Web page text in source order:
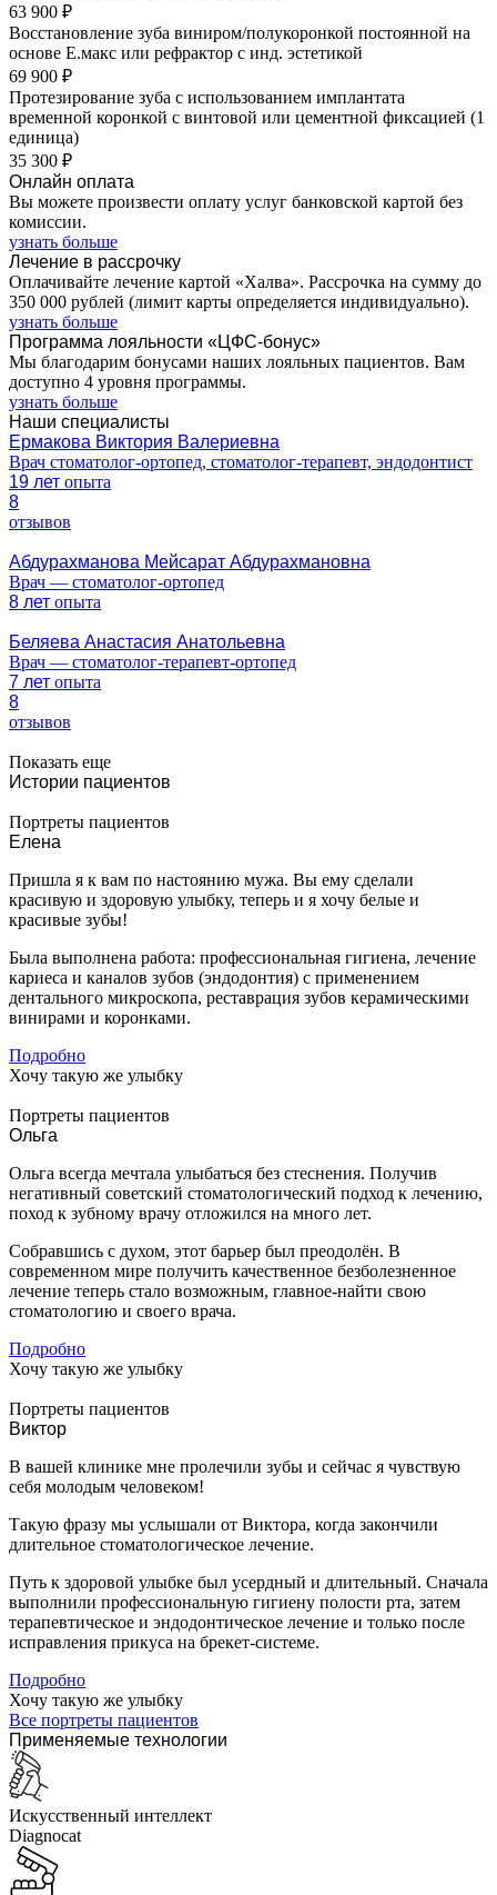
63 900 ₽
Восстановление зуба виниром/полукоронкой постоянной на
основе Е.макс или рефрактор с инд. эстетикой
69 900 ₽
Протезирование зуба с использованием имплантата
временной коронкой с винтовой или цементной фиксацией (1
единица)
35 300 ₽
Онлайн оплата
Вы можете произвести оплату услуг банковской картой без
комиссии.
узнать больше
Лечение в рассрочку
Оплачивайте лечение картой «Халва». Рассрочка на сумму до
350 000 рублей (лимит карты определяется индивидуально).
узнать больше
Программа лояльности «ЦФС-бонус»
Мы благодарим бонусами наших лояльных пациентов. Вам
доступно 4 уровня программы.
узнать больше
Наши специалисты
Ермакова Виктория Валериевна
Врач стоматолог-ортопед, стоматолог-терапевт, эндодонтист
19 лет опыта
8
отзывов
Абдурахманова Мейсарат Абдурахмановна
Врач — стоматолог-ортопед
8 лет опыта
Беляева Анастасия Анатольевна
Врач — стоматолог-терапевт-ортопед
7 лет опыта
8
отзывов
Показать еще
Истории пациентов
Портреты пациентов
Елена
Пришла я к вам по настоянию мужа. Вы ему сделали
красивую и здоровую улыбку, теперь и я хочу белые и
красивые зубы!
Была выполнена работа: профессиональная гигиена, лечение
кариеса и каналов зубов (эндодонтия) с применением
дентального микроскопа, реставрация зубов керамическими
винирами и коронками.
Подробно
Хочу такую же улыбку
Портреты пациентов
Ольга
Ольга всегда мечтала улыбаться без стеснения. Получив
негативный советский стоматологический подход к лечению,
поход к зубному врачу отложился на много лет.
Собравшись с духом, этот барьер был преодолён. В
современном мире получить качественное безболезненное
лечение теперь стало возможным, главное-найти свою
стоматологию и своего врача.
Подробно
Хочу такую же улыбку
Портреты пациентов
Виктор
В вашей клинике мне пролечили зубы и сейчас я чувствую
себя молодым человеком!
Такую фразу мы услышали от Виктора, когда закончили
длительное стоматологическое лечение.
Путь к здоровой улыбке был усердный и длительный. Сначала
выполнили профессиональную гигиену полости рта, затем
терапевтическое и эндодонтическое лечение и только после
исправления прикуса на брекет-системе.
Подробно
Хочу такую же улыбку
Все портреты пациентов
Применяемые технологии
Искусственный интеллект
Diagnocat